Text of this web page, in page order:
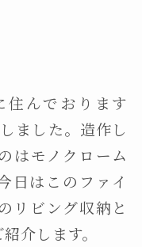
住んでおります
ました。造作し
はモノクローム
日はこのファイ
リビング収納と
介します。